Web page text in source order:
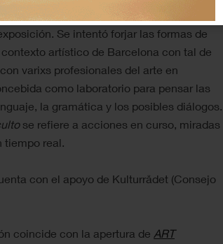
e Index ha definido la tipología de obras
Se intentó forjar las formas de
artístico de Barcelona con tal de
varixs profesionales del arte en
como laboratorio para pensar las
la gramática y los posibles diálogos.
se refiere a acciones en curso, miradas
tiempo real.
con el apoyo de Kulturrådet (Consejo
coincide con la apertura de ART